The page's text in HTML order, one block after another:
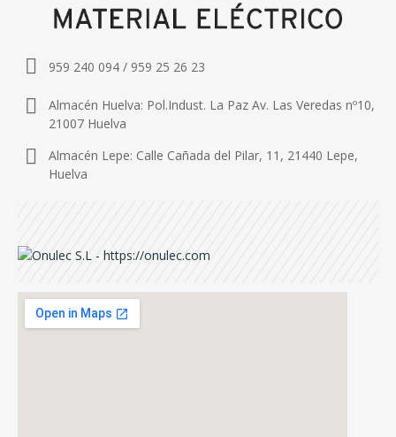
959 240 094 / 959 25 26 23
Almacén Huelva: Pol.Indust. La Paz Av. Las Veredas nº10,
21007 Huelva
Almacén Lepe: Calle Cañada del Pilar, 11, 21440 Lepe,
Huelva